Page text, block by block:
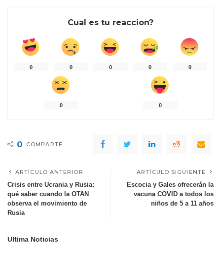
Cual es tu reaccion?
0 0 0 0 0
0 0
0 COMPARTE
ARTÍCULO ANTERIOR
Crisis entre Ucrania y Rusia:
qué saber cuando la OTAN
observa el movimiento de
Rusia
ARTÍCULO SIGUIENTE
Escocia y Gales ofrecerán la
vacuna COVID a todos los
niños de 5 a 11 años
Ultima Noticias